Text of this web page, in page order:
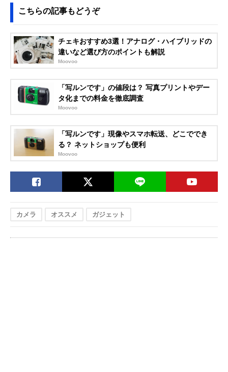
こちらの記事もどうぞ
チェキおすすめ3選！アナログ・ハイブリッドの
違いなど選び方のポイントも解説
Moovoo
「写ルンです」の値段は？ 写真プリントやデー
タ化までの料金を徹底調査
Moovoo
「写ルンです」現像やスマホ転送、どこででき
る？ ネットショップも便利
Moovoo
カメラ オススメ ガジェット